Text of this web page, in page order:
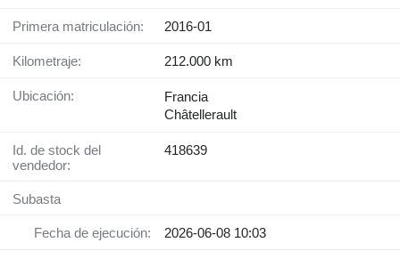
Primera matriculación: 2016-01
Kilometraje: 212.000 km
Ubicación:
Francia
Châtellerault
Id. de stock del
vendedor:
418639
Subasta
Fecha de ejecución: 2026-06-08 10:03